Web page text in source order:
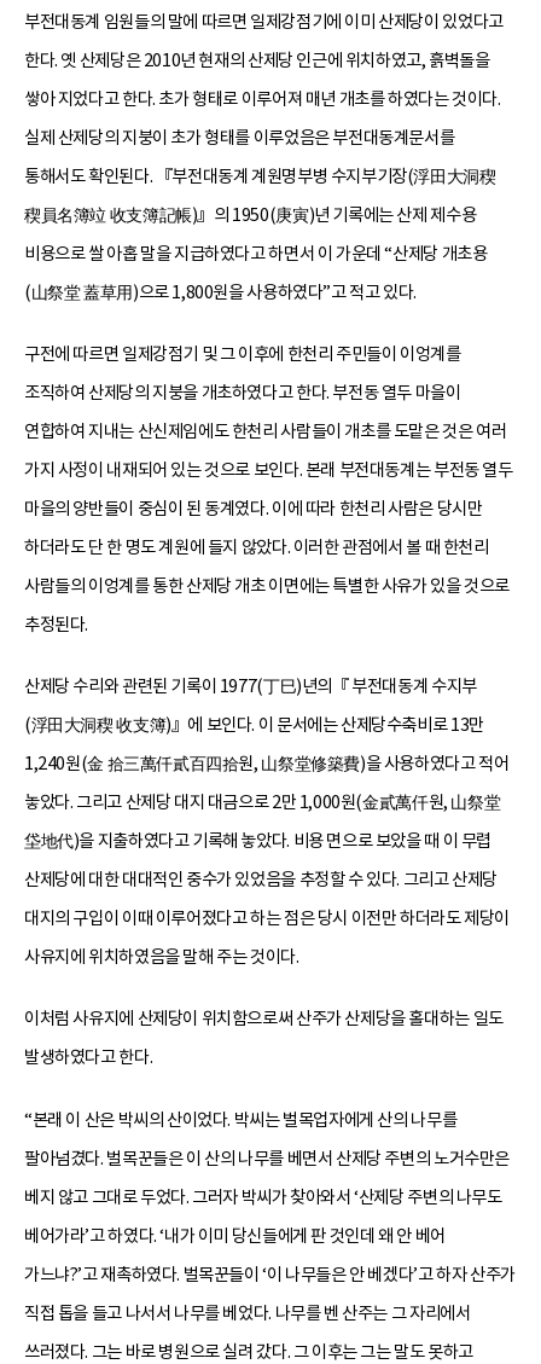
부전대동계 임원들의 말에 따르면 일제강점기에 이미 산제당이 있었다고
한다. 옛 산제당은 2010년 현재의 산제당 인근에 위치하였고, 흙벽돌을
쌓아 지었다고 한다. 초가 형태로 이루어져 매년 개초를 하였다는 것이다.
실제 산제당의 지붕이 초가 형태를 이루었음은 부전대동계문서를
통해서도 확인된다. 『부전대동계 계원명부병 수지부기장(浮田大洞稧
稧員名簿竝 收支簿記帳)』의 1950(庚寅)년 기록에는 산제 제수용
비용으로 쌀 아홉 말을 지급하였다고 하면서 이 가운데 “산제당 개초용
(山祭堂 蓋草用)으로 1,800원을 사용하였다”고 적고 있다.
구전에 따르면 일제강점기 및 그 이후에 한천리 주민들이 이엉계를
조직하여 산제당의 지붕을 개초하였다고 한다. 부전동 열두 마을이
연합하여 지내는 산신제임에도 한천리 사람들이 개초를 도맡은 것은 여러
가지 사정이 내재되어 있는 것으로 보인다. 본래 부전대동계는 부전동 열두
마을의 양반들이 중심이 된 동계였다. 이에 따라 한천리 사람은 당시만
하더라도 단 한 명도 계원에 들지 않았다. 이러한 관점에서 볼 때 한천리
사람들의 이엉계를 통한 산제당 개초 이면에는 특별한 사유가 있을 것으로
추정된다.
산제당 수리와 관련된 기록이 1977(丁巳)년의『 부전대동계 수지부
(浮田大洞稧 收支簿)』에 보인다. 이 문서에는 산제당수축비로 13만
1,240원(金 拾三萬仟貳百四拾원, 山祭堂修築費)을 사용하였다고 적어
놓았다. 그리고 산제당 대지 대금으로 2만 1,000원(金貳萬仟원, 山祭堂
垈地代)을 지출하였다고 기록해 놓았다. 비용 면으로 보았을 때 이 무렵
산제당에 대한 대대적인 중수가 있었음을 추정할 수 있다. 그리고 산제당
대지의 구입이 이때 이루어졌다고 하는 점은 당시 이전만 하더라도 제당이
사유지에 위치하였음을 말해 주는 것이다.
이처럼 사유지에 산제당이 위치함으로써 산주가 산제당을 홀대하는 일도
발생하였다고 한다.
“본래 이 산은 박씨의 산이었다. 박씨는 벌목업자에게 산의 나무를
팔아넘겼다. 벌목꾼들은 이 산의 나무를 베면서 산제당 주변의 노거수만은
베지 않고 그대로 두었다. 그러자 박씨가 찾아와서 ‘산제당 주변의 나무도
베어가라’고 하였다. ‘내가 이미 당신들에게 판 것인데 왜 안 베어
가느냐?’고 재촉하였다. 벌목꾼들이 ‘이 나무들은 안 베겠다’고 하자 산주가
직접 톱을 들고 나서서 나무를 베었다. 나무를 벤 산주는 그 자리에서
쓰러졌다. 그는 바로 병원으로 실려 갔다. 그 이후는 그는 말도 못하고